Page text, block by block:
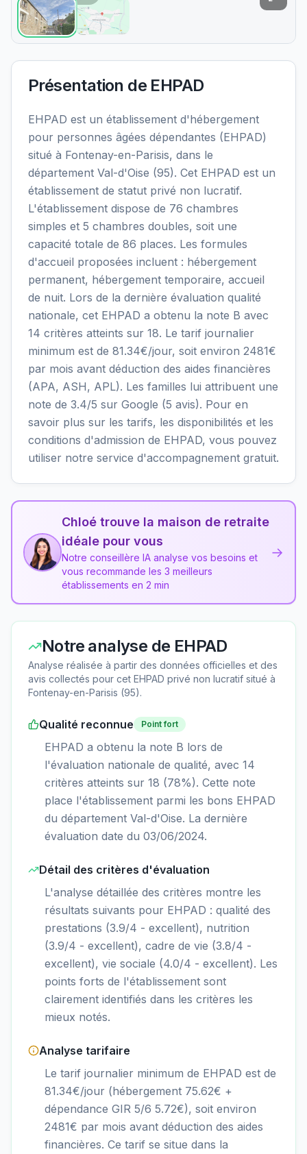
Présentation de EHPAD
EHPAD est un établissement d'hébergement
pour personnes âgées dépendantes (EHPAD)
situé à Fontenay-en-Parisis, dans le
département Val-d'Oise (95). Cet EHPAD est un
établissement de statut privé non lucratif.
L'établissement dispose de 76 chambres
simples et 5 chambres doubles, soit une
capacité totale de 86 places. Les formules
d'accueil proposées incluent : hébergement
permanent, hébergement temporaire, accueil
de nuit. Lors de la dernière évaluation qualité
nationale, cet EHPAD a obtenu la note B avec
14 critères atteints sur 18. Le tarif journalier
minimum est de 81.34€/jour, soit environ 2481€
par mois avant déduction des aides financières
(APA, ASH, APL). Les familles lui attribuent une
note de 3.4/5 sur Google (5 avis). Pour en
savoir plus sur les tarifs, les disponibilités et les
conditions d'admission de EHPAD, vous pouvez
utiliser notre service d'accompagnement gratuit.
Chloé trouve la maison de retraite
idéale pour vous
Notre conseillère IA analyse vos besoins et
vous recommande les 3 meilleurs
établissements en 2 min
→
Notre analyse de EHPAD
Analyse réalisée à partir des données officielles et des
avis collectés pour cet EHPAD privé non lucratif situé à
Fontenay-en-Parisis (95).
Qualité reconnue Point fort
EHPAD a obtenu la note B lors de
l'évaluation nationale de qualité, avec 14
critères atteints sur 18 (78%). Cette note
place l'établissement parmi les bons EHPAD
du département Val-d'Oise. La dernière
évaluation date du 03/06/2024.
Détail des critères d'évaluation
L'analyse détaillée des critères montre les
résultats suivants pour EHPAD : qualité des
prestations (3.9/4 - excellent), nutrition
(3.9/4 - excellent), cadre de vie (3.8/4 -
excellent), vie sociale (4.0/4 - excellent). Les
points forts de l'établissement sont
clairement identifiés dans les critères les
mieux notés.
Analyse tarifaire
Le tarif journalier minimum de EHPAD est de
81.34€/jour (hébergement 75.62€ +
dépendance GIR 5/6 5.72€), soit environ
2481€ par mois avant déduction des aides
financières. Ce tarif se situe dans la